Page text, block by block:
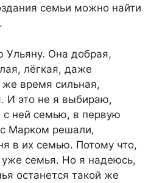
семьи можно найти
Она добрая,
лёгкая, даже
время сильная,
И это не я выбираю,
с ней семью, в первую
Марком решали,
в их семью. Потому что,
уже семья. Но я надеюсь,
останется такой же